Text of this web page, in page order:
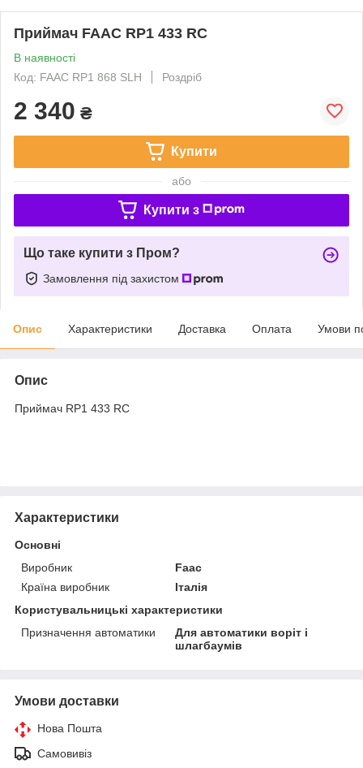
Приймач FAAC RP1 433 RC
В наявності
Код: FAAC RP1 868 SLH
Роздріб
2 340 ₴
Купити
або
Купити з
Що таке купити з Пром?
Замовлення під захистом
Опис Характеристики Доставка Оплата Умови
Опис
Приймач RP1 433 RC
Характеристики
Основні
Виробник
Faac
Країна виробник
Італія
Користувальницькі характеристики
Призначення автоматики
Для автоматики воріт і
шлагбаумів
Умови доставки
Нова Пошта
Самовивіз